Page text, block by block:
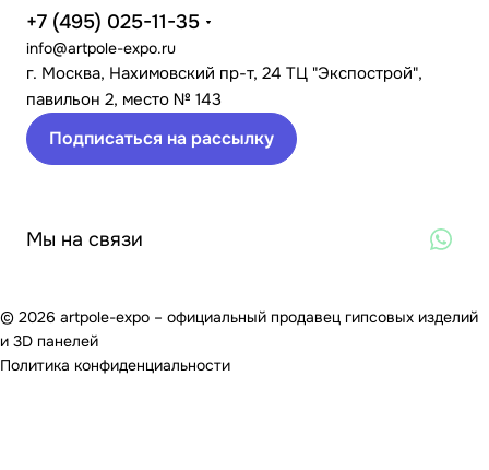
+7 (495) 025-11-35
info@artpole-expo.ru
г. Москва, Нахимовский пр-т, 24 ТЦ "Экспострой",
павильон 2, место № 143
Подписаться на рассылку
Мы на связи
© 2026 artpole-expo – официальный продавец гипсовых изделий
и 3D панелей
Политика конфиденциальности